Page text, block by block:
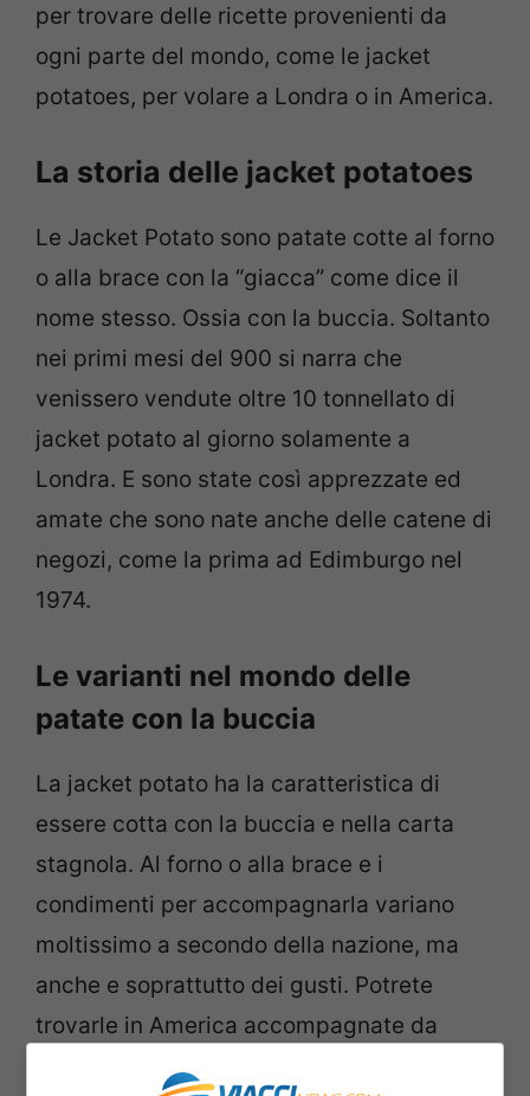
per trovare delle ricette provenienti da
ogni parte del mondo, come le jacket
potatoes, per volare a Londra o in America.
La storia delle jacket potatoes
Le Jacket Potato sono patate cotte al forno
o alla brace con la “giacca” come dice il
nome stesso. Ossia con la buccia. Soltanto
nei primi mesi del 900 si narra che
venissero vendute oltre 10 tonnellato di
jacket potato al giorno solamente a
Londra. E sono state così apprezzate ed
amate che sono nate anche delle catene di
negozi, come la prima ad Edimburgo nel
1974.
Le varianti nel mondo delle
patate con la buccia
La jacket potato ha la caratteristica di
essere cotta con la buccia e nella carta
stagnola. Al forno o alla brace e i
condimenti per accompagnarla variano
moltissimo a secondo della nazione, ma
anche e soprattutto dei gusti. Potrete
trovarle in America accompagnate da
fagioli, tonno, pollo, bacon, oppure con la